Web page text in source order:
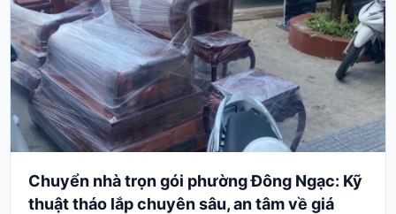
Chuyển nhà trọn gói phường Đông Ngạc: Kỹ
thuật tháo lắp chuyên sâu, an tâm về giá